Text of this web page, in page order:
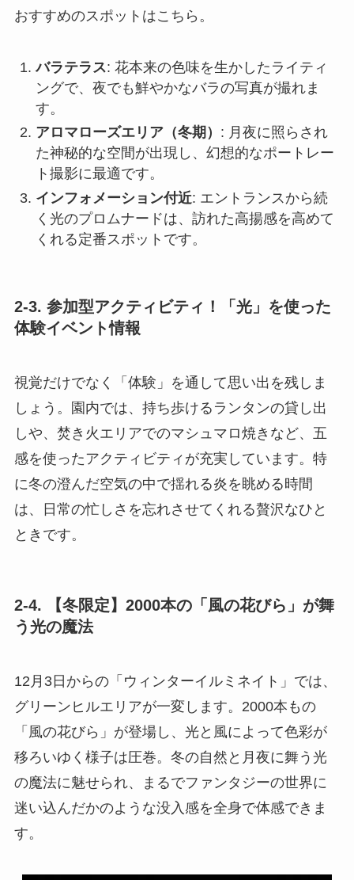
おすすめのスポットはこちら。
バラテラス: 花本来の色味を生かしたライティ
ングで、夜でも鮮やかなバラの写真が撮れま
す。
アロマローズエリア（冬期） : 月夜に照らされ
た神秘的な空間が出現し、幻想的なポートレー
ト撮影に最適です。
インフォメーション付近: エントランスから続
く光のプロムナードは、訪れた高揚感を高めて
くれる定番スポットです。
2-3. 参加型アクティビティ！「光」を使った
体験イベント情報
視覚だけでなく「体験」を通して思い出を残しま
しょう。園内では、持ち歩けるランタンの貸し出
しや、焚き火エリアでのマシュマロ焼きなど、五
感を使ったアクティビティが充実しています。特
に冬の澄んだ空気の中で揺れる炎を眺める時間
は、日常の忙しさを忘れさせてくれる贅沢なひと
ときです。
2-4. 【冬限定】2000本の「風の花びら」が舞
う光の魔法
12月3日からの「ウィンターイルミネイト」では、
グリーンヒルエリアが一変します。2000本もの
「風の花びら」が登場し、光と風によって色彩が
移ろいゆく様子は圧巻。冬の自然と月夜に舞う光
の魔法に魅せられ、まるでファンタジーの世界に
迷い込んだかのような没入感を全身で体感できま
す。